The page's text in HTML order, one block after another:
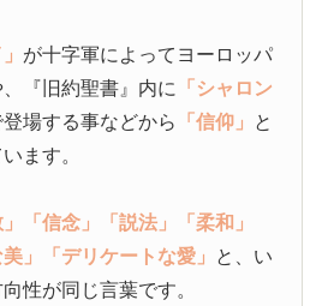
が十字軍によってヨーロッパ
『旧約聖書』内に
「シャロン
場する事などから 「信仰」 と
ます。
「信念」 「説法」
「柔和」
」 「デリケートな愛」 と、い
向性が同じ言葉です。